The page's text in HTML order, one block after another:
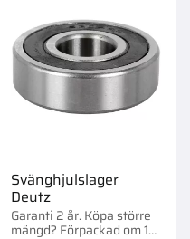
Svänghjulslager
Deutz
Garanti 2 år. Köpa större
mängd? Förpackad om 1